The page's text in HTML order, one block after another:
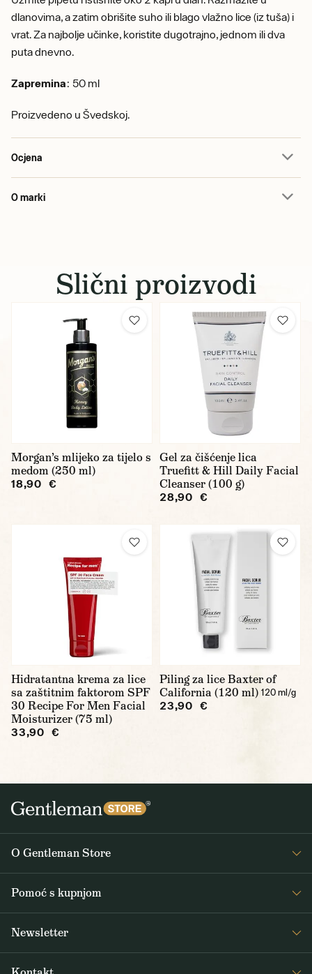
dlanovima, a zatim obrišite suho ili blago vlažno lice (iz tuša) i
vrat. Za najbolje učinke, koristite dugotrajno, jednom ili dva
puta dnevno.
Zapremina: 50 ml
Proizvedeno u Švedskoj.
Ocjena
O marki
Slični proizvodi
Morgan’s mlijeko za tijelo s
medom (250 ml)
18,90 €
Gel za čišćenje lica
Truefitt & Hill Daily Facial
Cleanser (100 g)
28,90 €
Hidratantna krema za lice
sa zaštitnim faktorom SPF
30 Recipe For Men Facial
Moisturizer (75 ml)
33,90 €
Piling za lice Baxter of
California (120 ml) 120 ml/g
23,90 €
O Gentleman Store
Pomoć s kupnjom
Newsletter